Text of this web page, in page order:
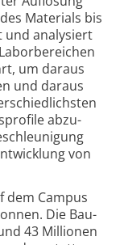
Materials bis
und analy­siert
um daraus
und daraus
abzu­
von
dem Campus
Die Bau­
43 Millionen